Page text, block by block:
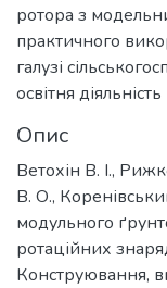
ротора з
практичного
галузі
освітня
Опис
Ветохін В. І.,
В. О.,
модульного
ротаційних
Конструювання,